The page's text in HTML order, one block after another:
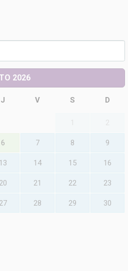
2026
J V S D
6 7 8 9
13 14 15 16
20 21 22 23
27 28 29 30